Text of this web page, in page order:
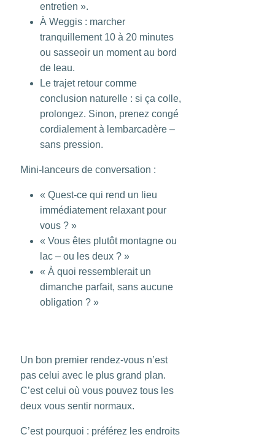
entretien ».
À Weggis : marcher
tranquillement 10 à 20 minutes
ou sasseoir un moment au bord
de leau.
Le trajet retour comme
conclusion naturelle : si ça colle,
prolongez. Sinon, prenez congé
cordialement à lembarcadère –
sans pression.
Mini-lanceurs de conversation :
« Quest-ce qui rend un lieu
immédiatement relaxant pour
vous ? »
« Vous êtes plutôt montagne ou
lac – ou les deux ? »
« À quoi ressemblerait un
dimanche parfait, sans aucune
obligation ? »
Un bon premier rendez-vous n’est
pas celui avec le plus grand plan.
C’est celui où vous pouvez tous les
deux vous sentir normaux.
C’est pourquoi : préférez les endroits